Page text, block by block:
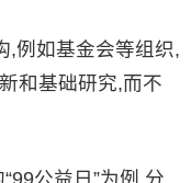
如基金会等组织,
和基础研究,而不
公益日”为例,分